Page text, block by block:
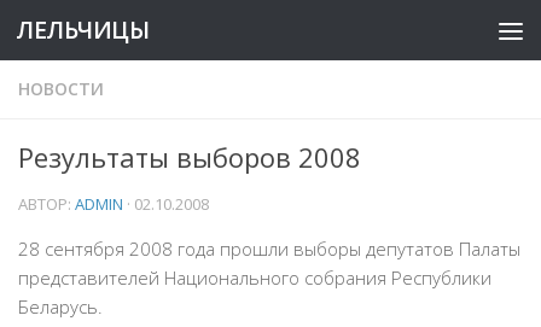
ЛЕЛЬЧИЦЫ
НОВОСТИ
Результаты выборов 2008
АВТОР: ADMIN · 02.10.2008
28 сентября 2008 года прошли выборы депутатов Палаты
представителей Национального собрания Республики
Беларусь.